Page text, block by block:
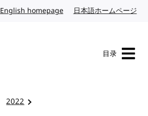
English homepage英文日本語ホームページ
目录
2022